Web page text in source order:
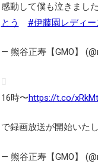
感動して僕も泣きました
とう
#伊藤園レディー
— 熊谷正寿【GMO】
16時〜https://t.co/
で録画放送が開始いた
— 熊谷正寿【GMO】